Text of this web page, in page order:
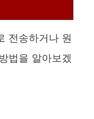
전송하거나 원
법을 알아보겠